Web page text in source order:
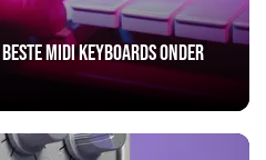
MIDI Keyboards onder